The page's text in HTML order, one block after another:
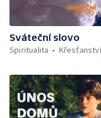
Sváteční slovo
Spiritualita
Křesťanství